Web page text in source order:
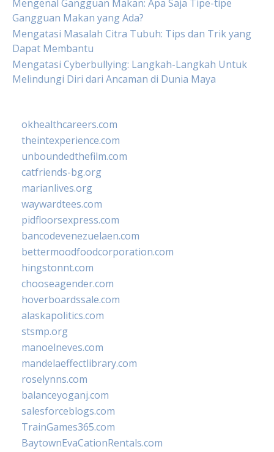
Mengenal Gangguan Makan: Apa Saja Tipe-tipe
Gangguan Makan yang Ada?
Mengatasi Masalah Citra Tubuh: Tips dan Trik yang
Dapat Membantu
Mengatasi Cyberbullying: Langkah-Langkah Untuk
Melindungi Diri dari Ancaman di Dunia Maya
okhealthcareers.com
theintexperience.com
unboundedthefilm.com
catfriends-bg.org
marianlives.org
waywardtees.com
pidfloorsexpress.com
bancodevenezuelaen.com
bettermoodfoodcorporation.com
hingstonnt.com
chooseagender.com
hoverboardssale.com
alaskapolitics.com
stsmp.org
manoelneves.com
mandelaeffectlibrary.com
roselynns.com
balanceyoganj.com
salesforceblogs.com
TrainGames365.com
BaytownEvaCationRentals.com